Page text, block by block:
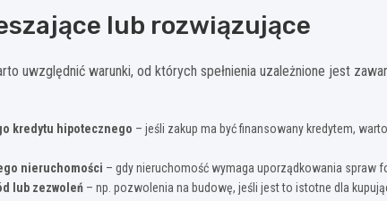
lub rozwiązujące
uwzględnić warunki, od których spełnienia uzależnione jest
kredytu hipotecznego – jeśli zakup ma być finansowany kredytem,
nieruchomości – gdy nieruchomość wymaga uporządkowania spraw
lub zezwoleń – np. pozwolenia na budowę, jeśli jest to istotne dla